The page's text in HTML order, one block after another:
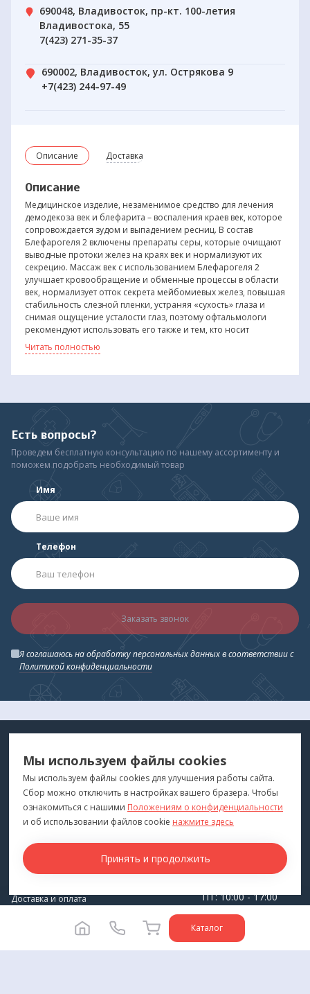
Описание Доставка
Описание
Медицинское изделие, незаменимое средство для лечения
демодекоза век и блефарита – воспаления краев век, которое
сопровождается зудом и выпадением ресниц. В состав
Блефарогеля 2 включены препараты серы, которые очищают
выводные протоки желез на краях век и нормализуют их
секрецию. Массаж век с использованием Блефарогеля 2
улучшает кровообращение и обменные процессы в области
век, нормализует отток секрета мейбомиевых желез, повышая
стабильность слезной пленки, устраняя «сухость» глаза и
снимая ощущение усталости глаз, поэтому офтальмологи
рекомендуют использовать его также и тем, кто носит
контактные линзы и долго работает за компьютером.
клетках, влияет на процессы миграции и дифференцировки
очищаются протоки сальных, мейбомиевых, потовых желез
век от пробок и нормализуется их секреция. Кожа
увлажняется, становится более упругой.
свойствами, улучшает обмен веществ в коже век, снимает
отечность и другие симптомы раздражения.
Препараты серы обладают антисептическим и акарицидным
действием. Часто врачи прописывают препараты серы для
лечения кожных заболеваний, в том числе вызванных
очистке выводных протоков желёз на краях век и
нормализует их секрецию. Именно препараты серы при
регулярном использовании Блефарогеля 2 уничтожают в
корнях ресниц клещей демодекса у людей, больных
Читать полностью
690048, Владивосток, пр-кт. 100-летия
Владивостока, 55
7(423) 271-35-37
690002, Владивосток, ул. Острякова 9
+7(423) 244-97-49
Есть вопросы?
Проведем бесплатную консультацию по нашему ассортименту и
поможем подобрать необходимый товар
Имя
Телефон
Заказать звонок
Я соглашаюсь на обработку персональных данных в соответствии с
Политикой конфиденциальности
Каталог
ДЛЯ ВАС
"Медтехника для Вас"©2026
ПОКУПАТЕЛЯМ
Каталог
Бренды
Для оптовиков
Доставка и оплата
КОНТАКТЫ
г. Владивосток
ПТ: 10:00 - 17:00
СБ-ВС: Выходной
Мы используем файлы cookies
Мы используем файлы cookies для улучшения работы сайта.
Сбор можно отключить в настройках вашего бразера. Чтобы
ознакомиться с нашими Положениям о конфиденциальности
и об использовании файлов cookie нажмите здесь
Принять и продолжить